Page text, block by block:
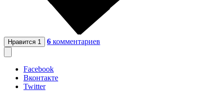
Нравится 1 6 комментариев
Facebook
Вконтакте
Twitter